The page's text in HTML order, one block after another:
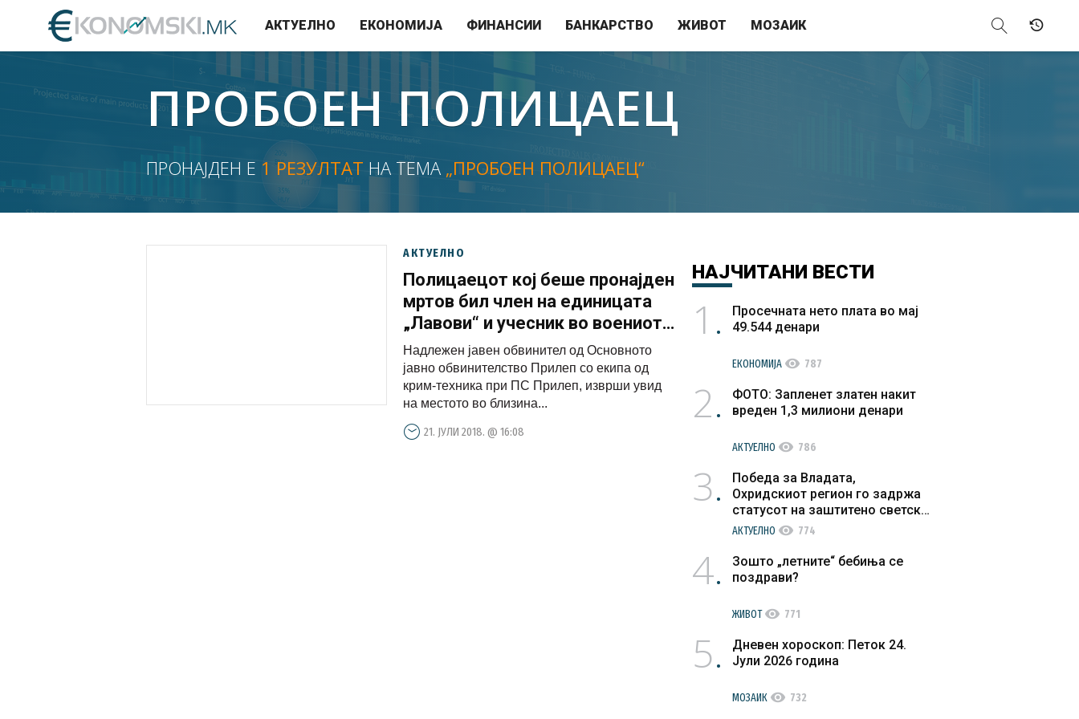
АКТУЕЛНО ЕКОНОМИЈА ФИНАНСИИ БАНКАРСТВО ЖИВОТ МОЗАИК
ПРОБОЕН ПОЛИЦАЕЦ
ПРОНАЈДЕН Е 1 РЕЗУЛТАТ НА ТЕМА „ПРОБОЕН ПОЛИЦАЕЦ“
АКТУЕЛНО
Полицаецот кој беше пронајден
мртов бил член на единицата
„Лавови“ и учесник во воениот
конфликт
Надлежен јавен обвинител од Основното
јавно обвинителство Прилеп со екипа од
крим-техника при ПС Прилеп, изврши увид
на местото во близина...
21. ЈУЛИ 2018. @ 16:08
НАЈЧИТАНИ ВЕСТИ
1
Просечната нето плата во мај
49.544 денари
ЕКОНОМИЈА visibility 787
2
ФОТО: Запленет златен накит
вреден 1,3 милиони денари
АКТУЕЛНО visibility 786
3
Победа за Владата,
Охридскиот регион го задржа
статусот на заштитено светско
културно наследство
АКТУЕЛНО visibility 774
4
Зошто „летните“ бебиња се
поздрави?
ЖИВОТvisibility 771
5
Дневен хороскоп: Петок 24.
Јули 2026 година
МОЗАИК visibility 732